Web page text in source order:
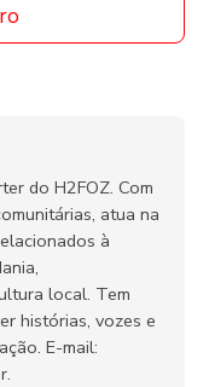
do H2FOZ. Com
atua na
à
local. Tem
histórias, vozes e
E-mail: